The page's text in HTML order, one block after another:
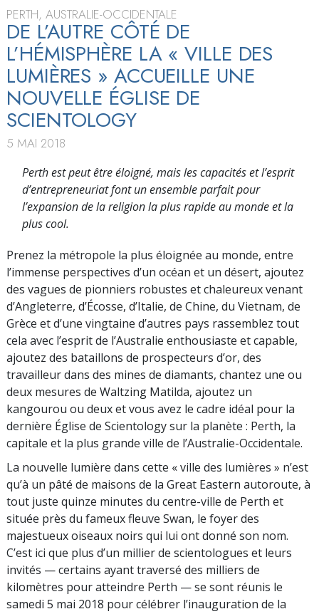
DE
PERTH
VISITE
PERTH, AUSTRALIE-OCCIDENTALE
DE L’AUTRE CÔTÉ DE
L’HÉMISPHÈRE LA « VILLE DES
LUMIÈRES » ACCUEILLE UNE
NOUVELLE ÉGLISE DE
SCIENTOLOGY
5 MAI 2018
Perth est peut être éloigné, mais les capacités et l’esprit
d’entrepreneuriat font un ensemble parfait pour
l’expansion de la religion la plus rapide au monde et la
plus cool.
Prenez la métropole la plus éloignée au monde, entre
l’immense perspectives d’un océan et un désert, ajoutez
des vagues de pionniers robustes et chaleureux venant
d’Angleterre, d’Écosse, d’Italie, de Chine, du Vietnam, de
Grèce et d’une vingtaine d’autres pays rassemblez tout
cela avec l’esprit de l’Australie enthousiaste et capable,
ajoutez des bataillons de prospecteurs d’or, des
travailleur dans des mines de diamants, chantez une ou
deux mesures de Waltzing Matilda, ajoutez un
kangourou ou deux et vous avez le cadre idéal pour la
dernière Église de Scientology sur la planète : Perth, la
capitale et la plus grande ville de l’Australie-Occidentale.
La nouvelle lumière dans cette « ville des lumières » n’est
qu’à un pâté de maisons de la Great Eastern autoroute, à
tout juste quinze minutes du centre-ville de Perth et
située près du fameux fleuve Swan, le foyer des
majestueux oiseaux noirs qui lui ont donné son nom.
C’est ici que plus d’un millier de scientologues et leurs
invités — certains ayant traversé des milliers de
kilomètres pour atteindre Perth — se sont réunis le
samedi 5 mai 2018 pour célébrer l’inauguration de la